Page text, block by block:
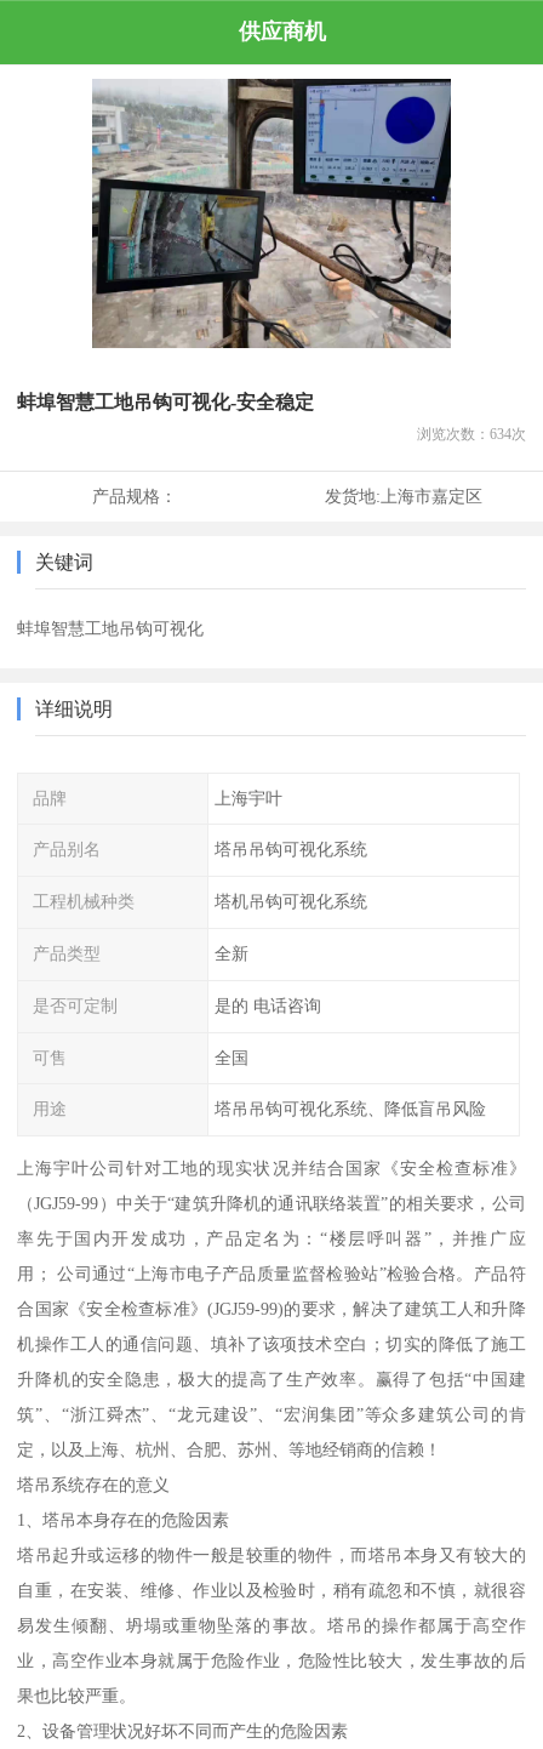
供应商机
蚌埠智慧工地吊钩可视化-安全稳定
浏览次数： 634次
产品规格： 发货地:上海市嘉定区
关键词
蚌埠智慧工地吊钩可视化
详细说明
品牌 上海宇叶
产品别名 塔吊吊钩可视化系统
工程机械种类 塔机吊钩可视化系统
产品类型 全新
是否可定制 是的 电话咨询
可售 全国
用途 塔吊吊钩可视化系统、降低盲吊风险
上海宇叶公司针对工地的现实状况并结合国家《安全检查标准》
（JGJ59-99）中关于“建筑升降机的通讯联络装置”的相关要求，公司
率先于国内开发成功，产品定名为：“楼层呼叫器”，并推广应
用； 公司通过“上海市电子产品质量监督检验站”检验合格。产品符
合国家《安全检查标准》(JGJ59-99)的要求，解决了建筑工人和升降
机操作工人的通信问题、填补了该项技术空白；切实的降低了施工
升降机的安全隐患，极大的提高了生产效率。赢得了包括“中国建
筑”、“浙江舜杰”、“龙元建设”、“宏润集团”等众多建筑公司的肯
定，以及上海、杭州、合肥、苏州、等地经销商的信赖！
塔吊系统存在的意义
1、塔吊本身存在的危险因素
塔吊起升或运移的物件一般是较重的物件，而塔吊本身又有较大的
自重，在安装、维修、作业以及检验时，稍有疏忽和不慎，就很容
易发生倾翻、坍塌或重物坠落的事故。塔吊的操作都属于高空作
业，高空作业本身就属于危险作业，危险性比较大，发生事故的后
果也比较严重。
2、设备管理状况好坏不同而产生的危险因素